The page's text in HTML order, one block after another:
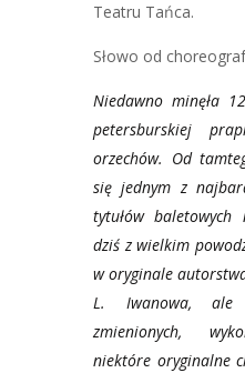
Teatru Tańca.
Słowo od
Niedawno minęła
petersburskiej
orzechów. Od
się jednym z
tytułów baletowych
dziś z wielkim
w oryginale
L. Iwanowa,
zmienionych,
niektóre oryginalne